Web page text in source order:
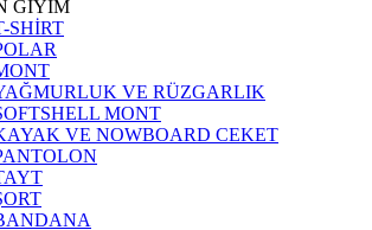
GİYİM
SHİRT
VE RÜZGARLIK
MONT
VE NOWBOARD CEKET